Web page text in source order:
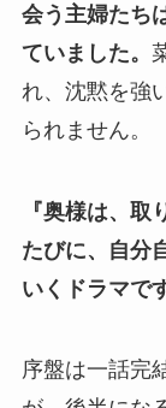
会う主婦たち
ていました。
れ、沈黙を強
られません。
『奥様は、取
たびに、自分
いくドラマで
序盤は一話完